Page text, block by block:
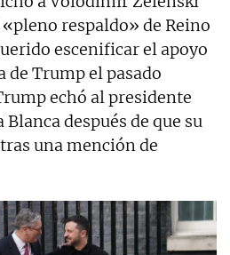
respaldo» de Reino
escenificar el apoyo
de Trump el pasado
echó al presidente
después de que su
una mención de